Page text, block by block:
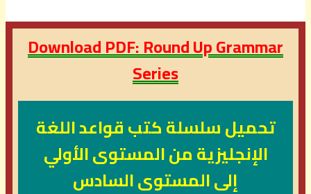
Download PDF: Round Up Grammar
Series
تحميل سلسلة كتب قواعد اللغة
الإنجليزية من المستوى الأولي
إلى المستوى السادس